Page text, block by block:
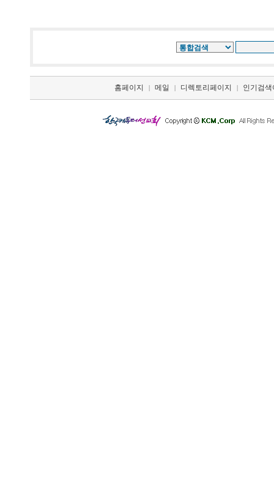
홈페이지 | 메일 | 디렉토리페이지 | 인기검색